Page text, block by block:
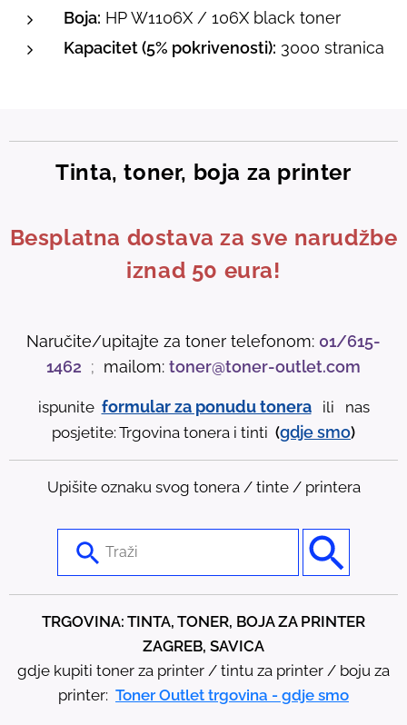
Boja: HP W1106X / 106X black toner
Kapacitet (5% pokrivenosti): 3000 stranica
Tinta, toner, boja za printer
Besplatna dostava za sve narudžbe
iznad 50 eura!
Naručite/upitajte za toner telefonom: 01/615-
1462 ; mailom: toner@toner-outlet.com
ispunite formular za ponudu tonera
ili nas
posjetite: Trgovina tonera i tinti (gdjesmo)
Upišite oznaku svog tonera / tinte / printera
t
TRGOVINA: TINTA, TONER, BOJA ZA PRINTER
ZAGREB, SAVICA
gdje kupiti toner za printer / tintu za printer / boju za
printer: Toner Outlet trgovina - gdje smo